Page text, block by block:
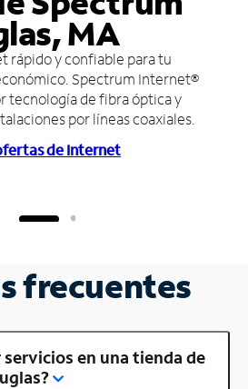
MA
rápido y confiable para tu
Spectrum Internet®
tecnología de fibra óptica y
por líneas coaxiales.
de Internet
frecuentes
servicios en una tienda de